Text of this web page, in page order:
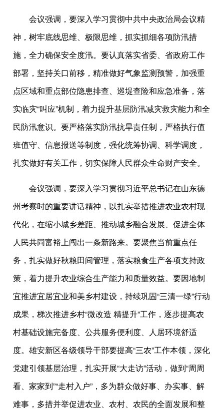
会议强调，要深入学习贯彻中共中央政治局会议精
神，树牢底线思维、极限思维，抓实抓细各项防汛措
施，全力确保安全度汛。要认真落实省委、省政府工作
部署，坚持关口前移，精准做好气象监测预警，加强重
点区域和重点部位隐患排查、巡堤查险和应急准备，落
实临灾“叫应”机制，着力提升基层防汛减灾救灾能力和全
民防汛意识。要严格落实防汛抗旱责任制，严格执行值
班值守、信息报送等制度，强化统筹协调、科学调度，
扎实做好有关工作，切实保障人民群众生命财产安全。
会议强调，要深入学习贯彻习近平总书记在山东德
州考察时的重要讲话精神，以扎实举措推进农业农村现
代化，在缩小城乡差距、推动城乡融合发展、促进全体
人民共同富裕上闯出一条新路来。要聚焦当前重点任
务，扎实做好秋粮田间管理，落实粮食生产各项支持政
策，着力提升农业综合生产能力和质量效益。要因地制
宜推进宜居宜业和美乡村建设，持续巩固“三清一绿”行动
成果，梯次推进乡村“微改造 精提升”工作，逐步提高农
村基础设施完备度、公共服务便利度、人居环境舒适
度。雄安新区各级领导干部要提高“三农”工作本领，深化
党建引领基层治理，扎实开展“大走访”活动，做到“周周
看、家家到”“走村入户”，多为群众做好事、办实事、解
难事，多措并举促进农业、农村、农民的全面发展和整